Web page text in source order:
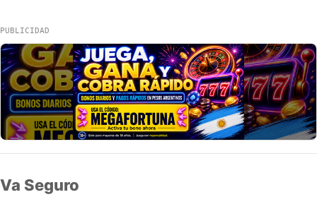
PUBLICIDAD
Va Seguro